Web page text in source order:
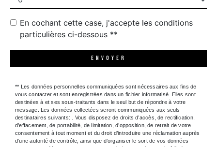
En cochant cette case, j'accepte les conditions
particulières ci-dessous **
ENVOYER
** Les données personnelles communiquées sont nécessaires aux fins de
vous contacter et sont enregistrées dans un fichier informatisé. Elles sont
destinées à et ses sous-traitants dans le seul but de répondre à votre
message. Les données collectées seront communiquées aux seuls
destinataires suivants: . Vous disposez de droits d’accès, de rectification,
d’effacement, de portabilité, de limitation, d’opposition, de retrait de votre
consentement à tout moment et du droit d’introduire une réclamation auprès
d’une autorité de contrôle, ainsi que d’organiser le sort de vos données